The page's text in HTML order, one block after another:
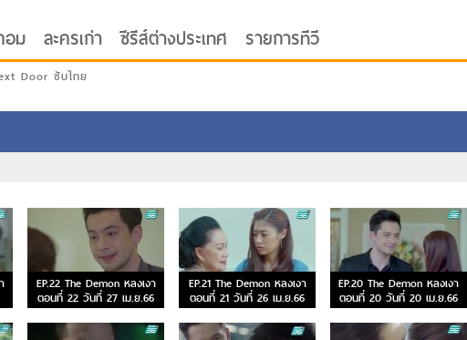
อม ละครเก่า ซีรีส์ต่างประเทศ รายการทีวี
Door ซับไทย
EP.22 The Demon หลงเงา
ตอนที่ 22 วันที่ 27 เม.ย.66
EP.21 The Demon หลงเงา
ตอนที่ 21 วันที่ 26 เม.ย.66
EP.20 The Demon หลงเงา
ตอนที่ 20 วันที่ 20 เม.ย.66